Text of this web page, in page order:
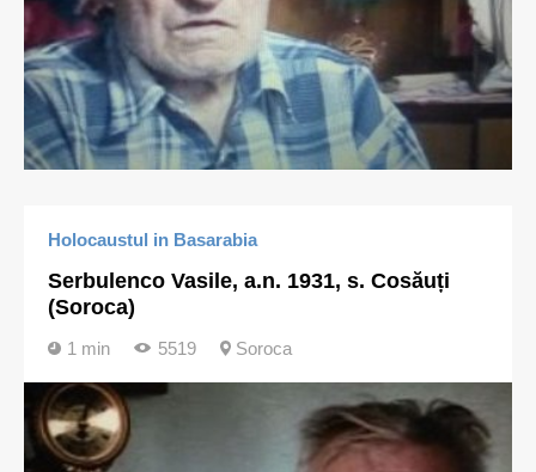
Holocaustul in Basarabia
Serbulenco Vasile, a.n. 1931, s. Cosăuți
(Soroca)
1 min 5519 Soroca